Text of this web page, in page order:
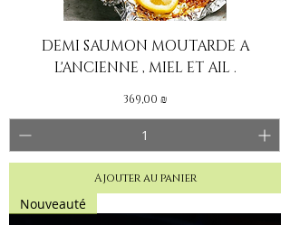
DEMI SAUMON MOUTARDE A
L'ANCIENNE , MIEL ET AIL .
Prix
369,00 ₪
Ajouter au panier
Nouveauté